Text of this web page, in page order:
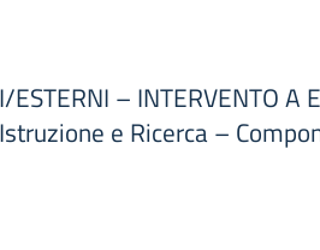
ESTERNI – INTERVENTO A
e Ricerca –